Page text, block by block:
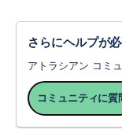
さらにヘルプが
アトラシアン コミ
コミュニティに質